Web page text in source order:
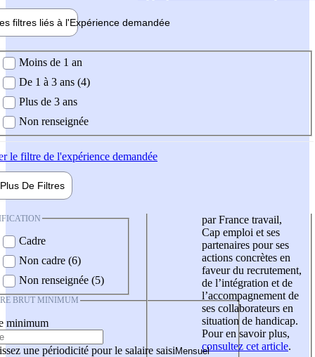
filtres liés à l'Expérience demandée
demandée
Moins de 1 an
De 1 à 3 ans (4)
Plus de 3 ans
Non renseignée
le filtre de l'expérience demandée
Plus De Filtres
Cadre
Non cadre (6)
Non renseignée (5)
BRUT MINIMUM
minimum
une périodicité pour le salaire saisi
par France travail,
Cap emploi et ses
partenaires pour ses
actions concrètes en
faveur du recrutement,
de l’intégration et de
l’accompagnement de
ses collaborateurs en
situation de handicap.
Pour en savoir plus,
consultez cet article.